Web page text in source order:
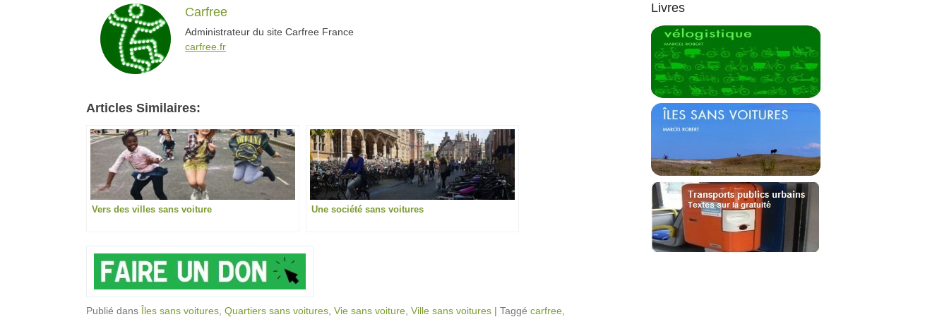
Carfree
Administrateur du site Carfree France
carfree.fr
Articles Similaires:
Vers des villes sans voiture Une société sans voitures
Publié dans Îles sans voitures Quartiers sans voitures Vie sans voiture Ville sans voitures | Taggé carfree
Livres